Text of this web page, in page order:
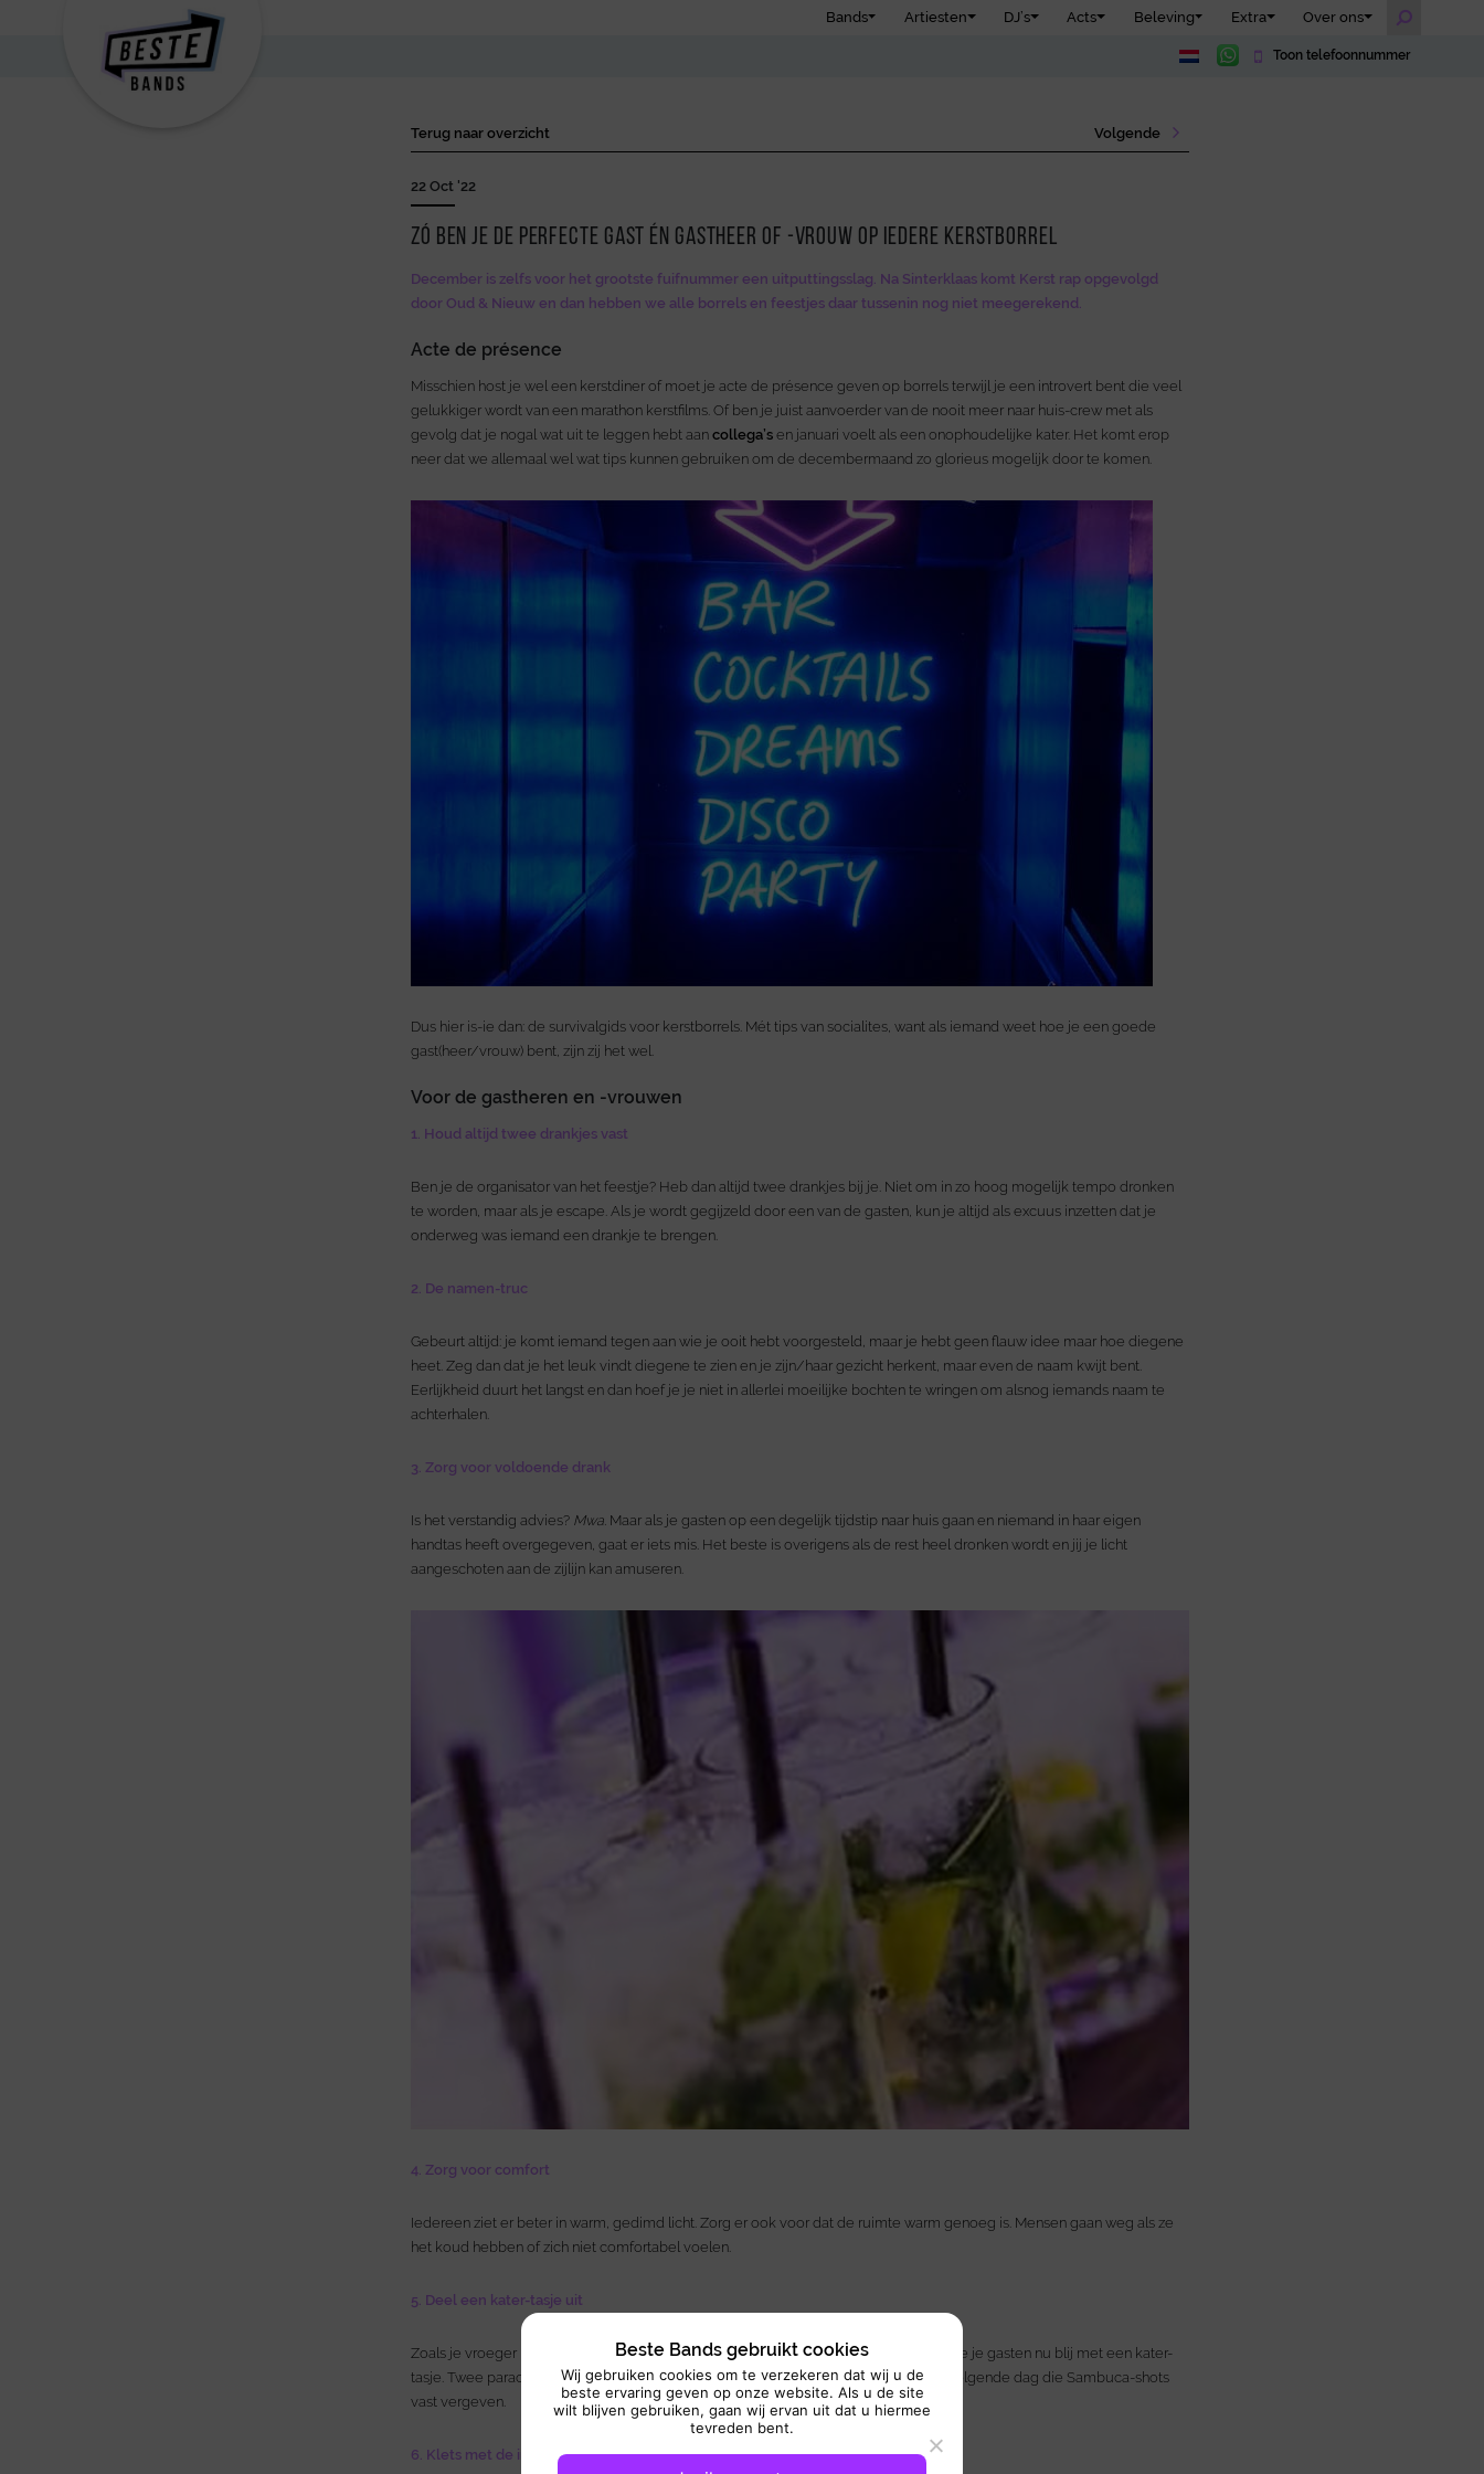
Bands Artiesten DJ’s Acts Beleving Extra Over ons
Toon telefoonnummer
Terug naar overzicht Volgende
22 Oct '22
Zó ben je de perfecte gast én gastheer of -vrouw op iedere kerstborrel
December is zelfs voor het grootste fuifnummer een uitputtingsslag. Na Sinterklaas komt Kerst rap opgevolgd
door Oud & Nieuw en dan hebben we alle borrels en feestjes daar tussenin nog niet meegerekend.
Acte de présence
Misschien host je wel een kerstdiner of moet je acte de présence geven op borrels terwijl je een introvert bent die veel
gelukkiger wordt van een marathon kerstfilms. Of ben je juist aanvoerder van de nooit meer naar huis-crew met als
gevolg dat je nogal wat uit te leggen hebt aan collega’s en januari voelt als een onophoudelijke kater. Het komt erop
neer dat we allemaal wel wat tips kunnen gebruiken om de decembermaand zo glorieus mogelijk door te komen.
Dus hier is-ie dan: de survivalgids voor kerstborrels. Mét tips van socialites, want als iemand weet hoe je een goede
gast(heer/vrouw) bent, zijn zij het wel.
Voor de gastheren en -vrouwen
1. Houd altijd twee drankjes vast
Ben je de organisator van het feestje? Heb dan altijd twee drankjes bij je. Niet om in zo hoog mogelijk tempo dronken
te worden, maar als je escape. Als je wordt gegijzeld door een van de gasten, kun je altijd als excuus inzetten dat je
onderweg was iemand een drankje te brengen.
2. De namen-truc
Gebeurt altijd: je komt iemand tegen aan wie je ooit hebt voorgesteld, maar je hebt geen flauw idee maar hoe diegene
heet. Zeg dan dat je het leuk vindt diegene te zien en je zijn/haar gezicht herkent, maar even de naam kwijt bent.
Eerlijkheid duurt het langst en dan hoef je je niet in allerlei moeilijke bochten te wringen om alsnog iemands naam te
achterhalen.
3. Zorg voor voldoende drank
Is het verstandig advies? Mwa. Maar als je gasten op een degelijk tijdstip naar huis gaan en niemand in haar eigen
handtas heeft overgegeven, gaat er iets mis. Het beste is overigens als de rest heel dronken wordt en jij je licht
aangeschoten aan de zijlijn kan amuseren.
4. Zorg voor comfort
Iedereen ziet er beter in warm, gedimd licht. Zorg er ook voor dat de ruimte warm genoeg is. Mensen gaan weg als ze
het koud hebben of zich niet comfortabel voelen.
5. Deel een kater-tasje uit
Zoals je vroeger na een kinderpartijtje een zakje snoep mee naar huis kreeg, maak je je gasten nu blij met een kater-
tasje. Twee paracetamol, een flesje water en een slaapmasker en ze hebben je de volgende dag die Sambuca-shots
vast vergeven.
6. Klets met de introverten
Beste Bands gebruikt cookies
Wij gebruiken cookies om te verzekeren dat wij u de
beste ervaring geven op onze website. Als u de site
wilt blijven gebruiken, gaan wij ervan uit dat u hiermee
tevreden bent.